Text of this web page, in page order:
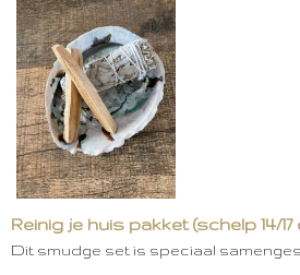
Reinig je huis pakket (schelp 14/17
Dit smudge set is speciaal